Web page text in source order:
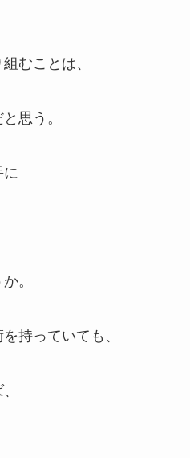
むことは、
思う。
に
。
持っていても、